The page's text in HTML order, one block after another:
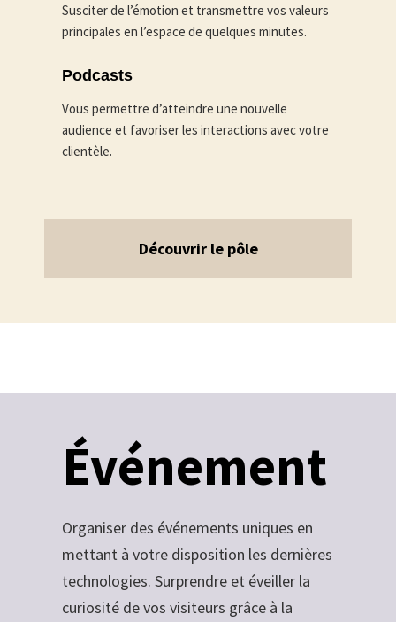
Susciter de l’émotion et transmettre vos valeurs
principales en l’espace de quelques minutes.
Podcasts
Vous permettre d’atteindre une nouvelle
audience et favoriser les interactions avec votre
clientèle.
Découvrir le pôle
Événement
Organiser des événements uniques en
mettant à votre disposition les dernières
technologies. Surprendre et éveiller la
curiosité de vos visiteurs grâce à la